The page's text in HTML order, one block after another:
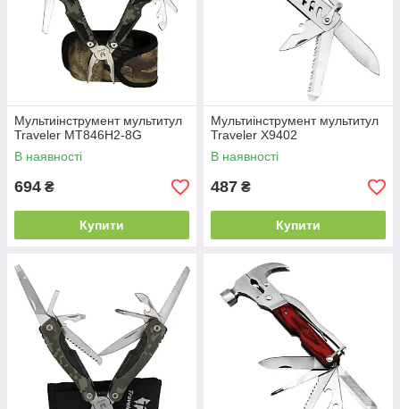
Мультиінструмент мультитул
Traveler MT846H2-8G
В наявності
694 ₴
Купити
Мультиінструмент мультитул
Traveler X9402
В наявності
487 ₴
Купити